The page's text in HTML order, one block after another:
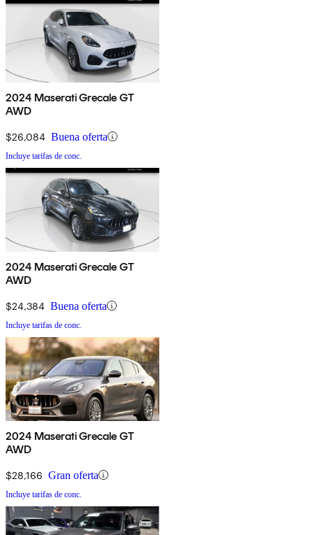
2024 Maserati Grecale GT
AWD
$26,084 Buena oferta
Incluye tarifas de conc.
2024 Maserati Grecale GT
AWD
$24,384 Buena oferta
Incluye tarifas de conc.
2024 Maserati Grecale GT
AWD
$28,166 Gran oferta
Incluye tarifas de conc.